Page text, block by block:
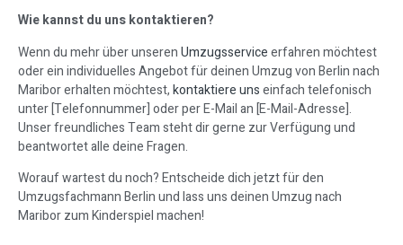
Wie kannst du uns kontaktieren?
Wenn du mehr über unserenUmzugsserviceerfahren möchtest
oder ein individuelles Angebot für deinen Umzug von Berlin nach
Maribor erhalten möchtest,kontaktiere unseinfach telefonisch
unter [Telefonnummer] oder per E-Mail an [E-Mail-Adresse].
Unser freundliches Team steht dir gerne zur Verfügung und
beantwortet alle deine Fragen.
Worauf wartest du noch? Entscheide dich jetzt für den
Umzugsfachmann Berlin und lass uns deinen Umzug nach
Maribor zum Kinderspiel machen!